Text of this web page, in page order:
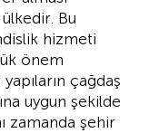
Bu
hizmeti
önem
çağdaş
uygun şekilde
zamanda şehir